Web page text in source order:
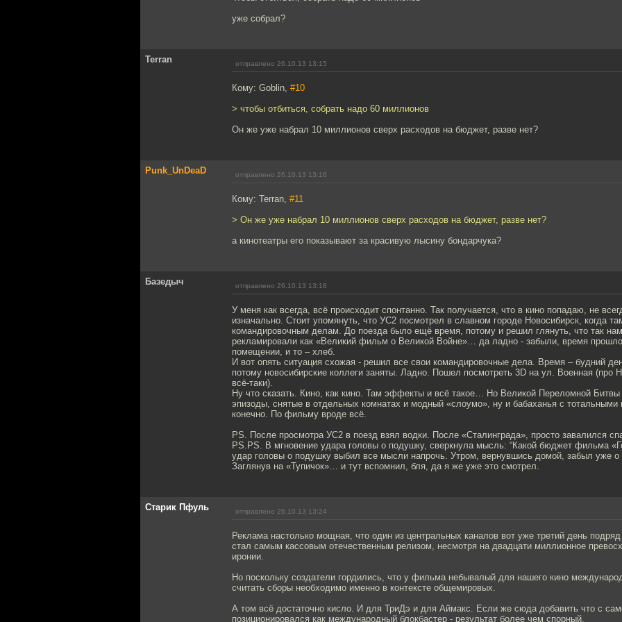
уже собрал?
Terran отправлено 26.10.13 13:15
Кому: Goblin, #10
> чтобы отбиться, собрать надо 60 миллионов
Он же уже набрал 10 миллионов сверх расходов на бюджет, разве нет?
Punk_UnDeaD отправлено 26.10.13 13:16
Кому: Terran, #11
> Он же уже набрал 10 миллионов сверх расходов на бюджет, разве нет?
а кинотеатры его показывают за красивую лысину бондарчука?
Базедыч отправлено 26.10.13 13:18
У меня как всегда, всё происходит спонтанно. Так получается, что в кино попадаю, не
изначально. Стоит упомянуть, что УС2 посмотрел в славном городе Новосибирск, когда
командировочным делам. До поезда было ещё время, потому и решил глянуть, что так
рекламировали как «Великий фильм о Великой Войне»… да ладно - забыли, время
помещении, и то – хлеб.
И вот опять ситуация схожая - решил все свои командировочные дела. Время – будний
потому новосибирские коллеги заняты. Ладно. Пошел посмотреть 3D на ул. Военная (про
всё-таки).
Ну что сказать. Кино, как кино. Там эффекты и всё такое… Но Великой Переломной Битвы
эпизоды, снятые в отдельных комнатах и модный «слоумо», ну и бабаханья с
конечно. По фильму вроде всё.
PS. После просмотра УС2 в поезд взял водки. После «Сталинграда», просто завалился
PS.PS. В мгновение удара головы о подушку, сверкнула мысль: “Какой бюджет фильма
удар головы о подушку выбил все мысли напрочь. Утром, вернувшись домой, забыл уже о
Заглянув на «Тупичок»… и тут вспомнил, бля, да я же уже это смотрел.
Старик Пфуль отправлено 26.10.13 13:24
Реклама настолько мощная, что один из центральных каналов вот уже третий день
стал самым кассовым отечественным релизом, несмотря на двадцати миллионное
иронии.
Но поскольку создатели гордились, что у фильма небывалый для нашего кино
считать сборы необходимо именно в контексте общемировых.
А том всё достаточно кисло. И для ТриДэ и для Аймакс. Если же сюда добавить что с
позиционировался как международный блокбастер - результат более чем спорный.